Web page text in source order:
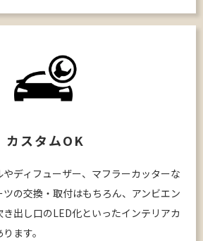
カスタムOK
ディフューザー、マフラーカッターな
の交換・取付はもちろん、アンビエン
き出し口のLED化といったインテリアカ
ます。